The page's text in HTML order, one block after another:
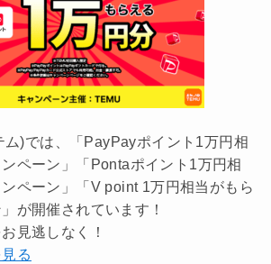
ム)では、「PayPayポイント1万円相
ペーン」「Pontaポイント1万円相
ペーン」「V point 1万円相当がもら
が開催されています！
見逃しなく！
る